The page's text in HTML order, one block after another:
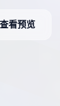
查看预览